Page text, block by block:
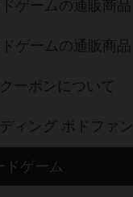
ゲームの通販商品
ゲームの通販商品
ーポンについて
ィング ボドファン
ドゲーム